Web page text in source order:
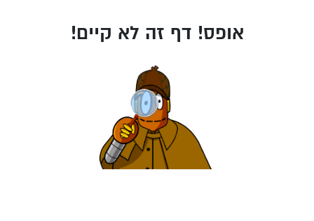
אופס! דף זה לא קיים!